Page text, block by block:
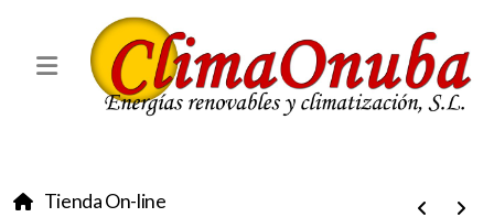
Tienda On-line